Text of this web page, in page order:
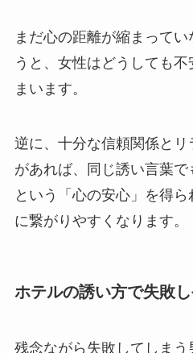
まだ心の距離が縮まって
うと、女性はどうしても
まいます。
逆に、十分な信頼関係と
があれば、同じ誘い言葉
という「心の安心」を得
に繋がりやすくなります。
ホテルの誘い方で失敗
残念ながら失敗してしま